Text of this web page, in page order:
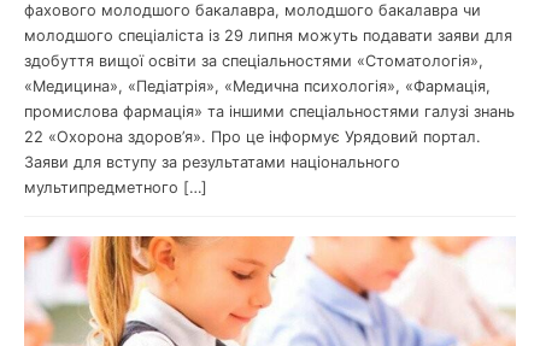
фахового молодшого бакалавра, молодшого бакалавра чи
молодшого спеціаліста із 29 липня можуть подавати заяви для
здобуття вищої освіти за спеціальностями «Стоматологія»,
«Медицина», «Педіатрія», «Медична психологія», «Фармація,
промислова фармація» та іншими спеціальностями галузі знань
22 «Охорона здоров’я». Про це інформує Урядовий портал.
Заяви для вступу за результатами національного
мультипредметного […]